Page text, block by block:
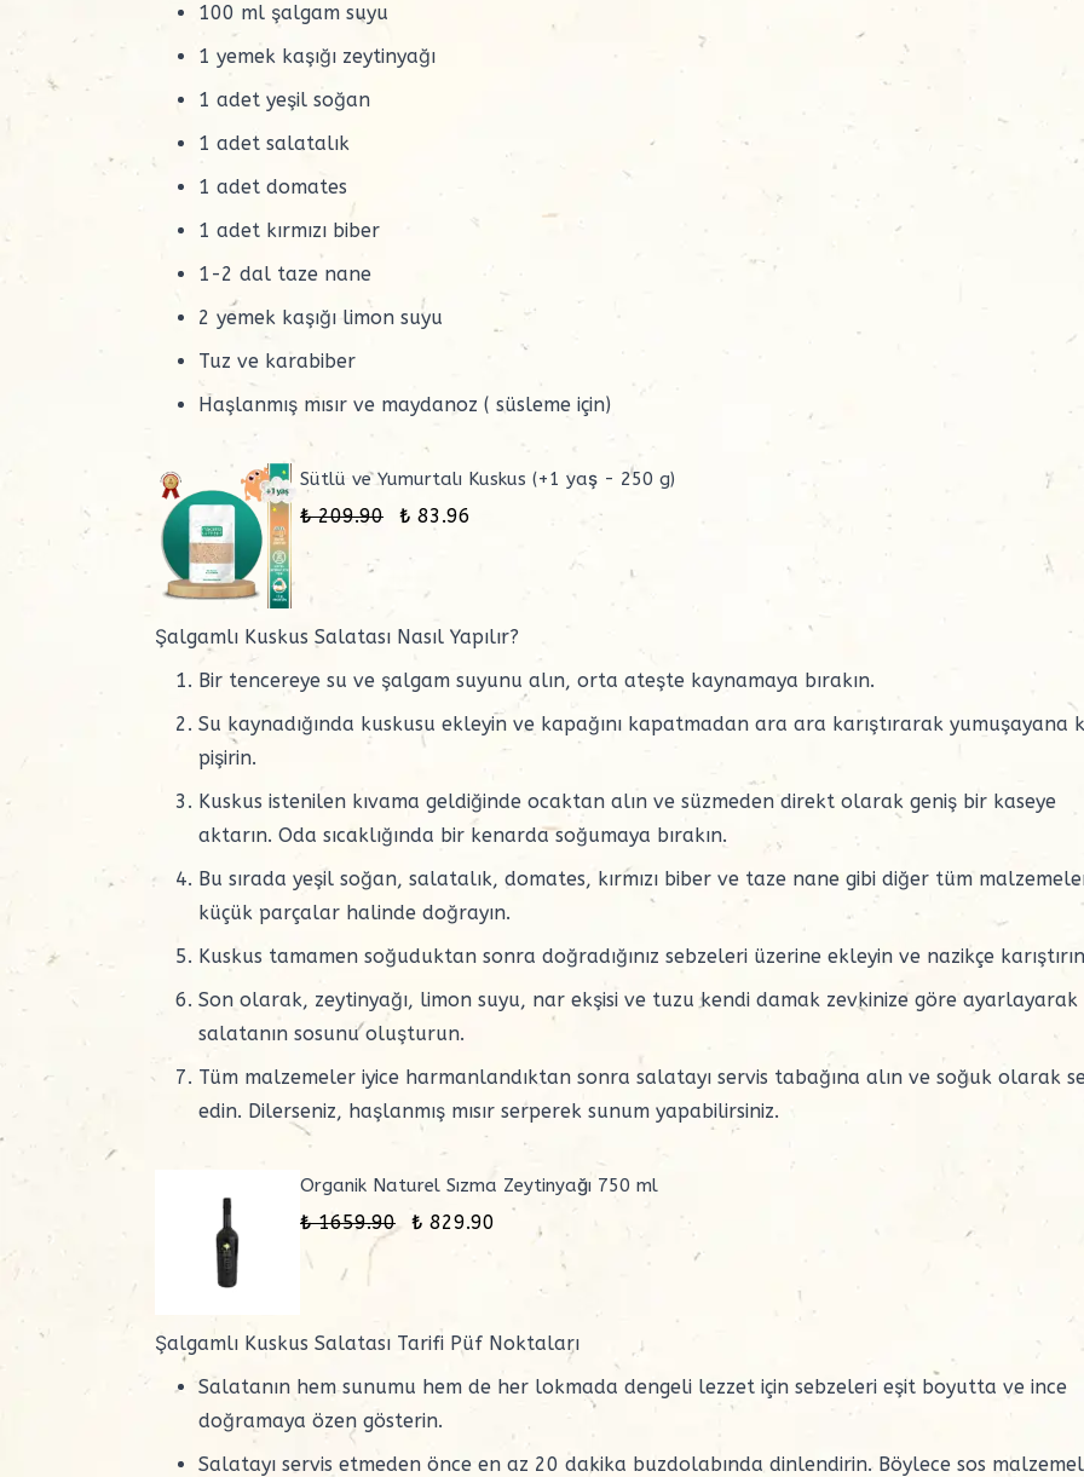
100 ml şalgam suyu
1 yemek kaşığı zeytinyağı
1 adet yeşil soğan
1 adet salatalık
1 adet domates
1 adet kırmızı biber
1-2 dal taze nane
2 yemek kaşığı limon suyu
Tuz ve karabiber
Haşlanmış mısır ve maydanoz ( süsleme için)
Sütlü ve Yumurtalı Kuskus (+1 yaş - 250 g)
₺ 209.90 ₺ 83.96
Şalgamlı Kuskus Salatası Nasıl Yapılır?
Bir tencereye su ve şalgam suyunu alın, orta ateşte kaynamaya bırakın.
Su kaynadığında kuskusu ekleyin ve kapağını kapatmadan ara ara karıştırarak yumuşayana
pişirin.
Kuskus istenilen kıvama geldiğinde ocaktan alın ve süzmeden direkt olarak geniş bir kaseye
aktarın. Oda sıcaklığında bir kenarda soğumaya bırakın.
Bu sırada yeşil soğan, salatalık, domates, kırmızı biber ve taze nane gibi diğer tüm
küçük parçalar halinde doğrayın.
Kuskus tamamen soğuduktan sonra doğradığınız sebzeleri üzerine ekleyin ve nazikçe
Son olarak, zeytinyağı, limon suyu, nar ekşisi ve tuzu kendi damak zevkinize göre ayarlayarak
salatanın sosunu oluşturun.
Tüm malzemeler iyice harmanlandıktan sonra salatayı servis tabağına alın ve soğuk olarak
edin. Dilerseniz, haşlanmış mısır serperek sunum yapabilirsiniz.
Organik Naturel Sızma Zeytinyağı 750 ml
₺ 1659.90 ₺ 829.90
Şalgamlı Kuskus Salatası Tarifi Püf Noktaları
Salatanın hem sunumu hem de her lokmada dengeli lezzet için sebzeleri eşit boyutta ve ince
doğramaya özen gösterin.
Salatayı servis etmeden önce en az 20 dakika buzdolabında dinlendirin. Böylece sos